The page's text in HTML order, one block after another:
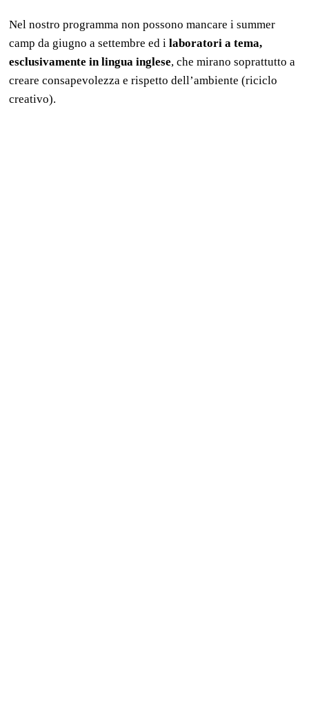
Nel nostro programma non possono mancare i summer
camp da giugno a settembre ed i laboratori a tema,
esclusivamente in lingua inglese, che mirano soprattutto a
creare consapevolezza e rispetto dell’ambiente (riciclo
creativo).